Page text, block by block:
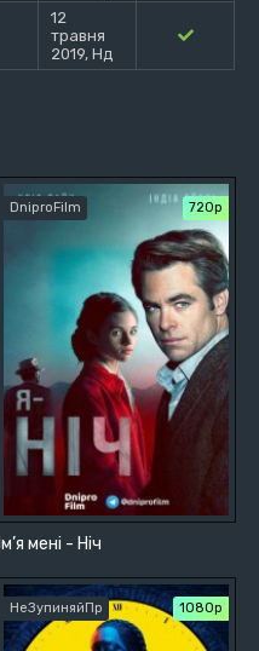
12
травня
2019, Нд
Ім’я мені - Ніч
DniproFilm 720p
НеЗупиняйПр 1080p